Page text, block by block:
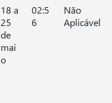
18 a
25
de
mai
o
02:5
6
Não
Aplicável